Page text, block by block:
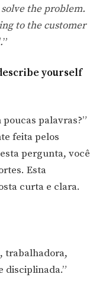
the problem.
to the customer
”
yourself
palavras?”
feita pelos
pergunta, você
Esta
curta e clara.
trabalhadora,
disciplinada.”